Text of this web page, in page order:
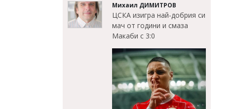
Михаил ДИМИТРОВ
ЦСКА изигра най-добрия си
мач от години и смаза
Макаби с 3:0